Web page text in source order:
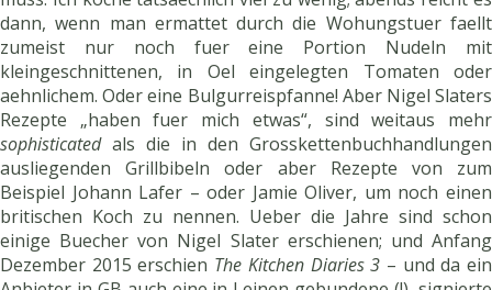
dann, wenn man ermattet durch die Wohungstuer faellt
zumeist nur noch fuer eine Portion Nudeln mit
kleingeschnittenen, in Oel eingelegten Tomaten oder
aehnlichem. Oder eine Bulgurreispfanne! Aber Nigel Slaters
Rezepte „haben fuer mich etwas“, sind weitaus mehr
sophisticatedals die in den Grosskettenbuchhandlungen
ausliegenden Grillbibeln oder aber Rezepte von zum
Beispiel Johann Lafer – oder Jamie Oliver, um noch einen
britischen Koch zu nennen. Ueber die Jahre sind schon
einige Buecher von Nigel Slater erschienen; und Anfang
Dezember 2015 erschien The Kitchen Diaries 3 – und da ein